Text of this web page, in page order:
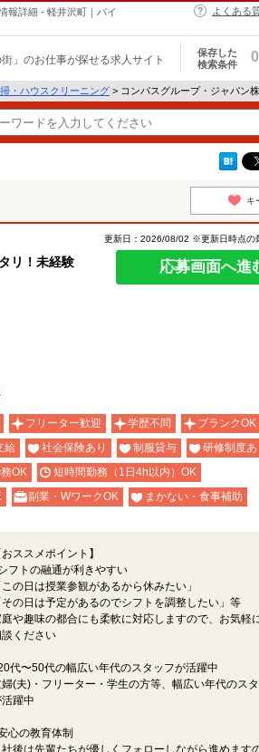
報詳細 - 軽井沢町｜バイ
よくある
街」のお仕事が探せる求人サイト
保存した
検索条件
0
・ハウスクリーニング > コンパスグループ・ジャパン
キ
リ！未経験
更新日：2026/08/02 ※更新日時点の
応募画面へ進
フリーター歓迎 学歴不問
ブランクOK
給 社会保険あり 制服貸与
研修制度あ
OK
短時間勤務（1日4h以内）OK
副業・WワークOK まかない・食事補助
おススメポイント】
フトの融通が利きやすい
この日は授業参観があるから休みたい」
その日は予定があるのでシフトを調整したい」等
や趣味の都合にも柔軟に対応しますので、お気軽
ください
代〜50代の幅広い年代のスタッフが活躍中
婦(夫)・フリーター・学生の方等、幅広い年代のス
躍中
心の教育体制
社後は先輩たちが優しくフォローしながら進めます